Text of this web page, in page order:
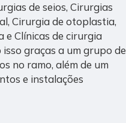
de seios, Cirurgias
Cirurgia de otoplastia,
e Clínicas de cirurgia
graças a um grupo de
no ramo, além de um
e instalações